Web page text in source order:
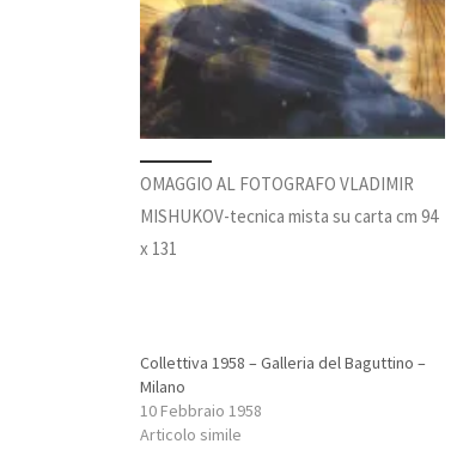
OMAGGIO AL FOTOGRAFO VLADIMIR
MISHUKOV-tecnica mista su carta cm 94
x 131
Collettiva 1958 – Galleria del Baguttino –
Milano
10 Febbraio 1958
Articolo simile